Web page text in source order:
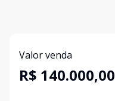
Valor venda
R$ 140.000,00